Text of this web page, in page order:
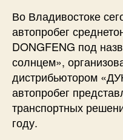
Во Владивостоке
автопробег
DONGFENG под
солнцем»,
дистрибьютором
автопробег
транспортных
году.